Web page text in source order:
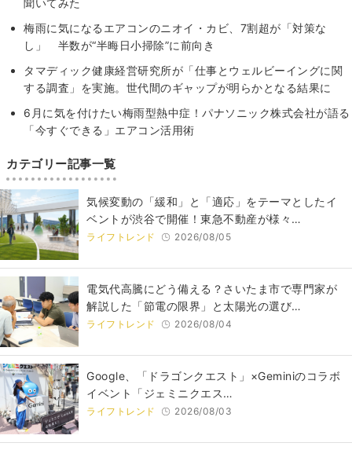
梅雨に気になるエアコンのニオイ・カビ、7割超が「対策な
し」 半数が“半晦日小掃除”に前向き
タマディック健康経営研究所が「仕事とウェルビーイングに関
する調査」を実施。世代間のギャップが明らかとなる結果に
6月に気を付けたい梅雨型熱中症！パナソニック株式会社が語る
「今すぐできる」エアコン活用術
カテゴリー記事一覧
気候変動の「緩和」と「適応」をテーマとしたイ
ベントが渋谷で開催！東急不動産が様々…
ライフトレンド 2026/08/05
電気代高騰にどう備える？さいたま市で専門家が
解説した「節電の限界」と太陽光の選び…
ライフトレンド 2026/08/04
Google、「ドラゴンクエスト」×Geminiのコラボ
イベント「ジェミニクエス…
ライフトレンド 2026/08/03